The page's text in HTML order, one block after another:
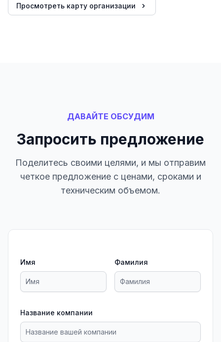
Просмотреть карту организации
ДАВАЙТЕ ОБСУДИМ
Запросить предложение
Поделитесь своими целями, и мы отправим
четкое предложение с ценами, сроками и
техническим объемом.
Имя Фамилия
Название компании